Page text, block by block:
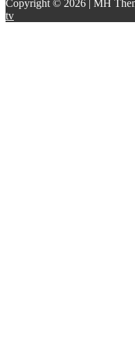
Copyright © 2026 | MH
tv